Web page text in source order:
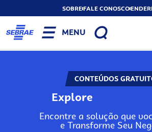
SOBREFALE CONOSCO
MENU
CONTEÚDOS
Explore
Encontre a solução que
e Transforme Seu